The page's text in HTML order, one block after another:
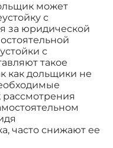
может
с
за юридической
с
такое
как дольщики не
рассмотрения
часто снижают ее